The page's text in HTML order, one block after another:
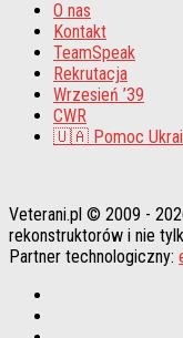
O nas
Kontakt
TeamSpeak
Rekrutacja
Wrzesień ’39
CWR
🇺🇦 Pomoc
Veterani.pl © 2009 -
rekonstruktorów i nie
Partner technologiczny: